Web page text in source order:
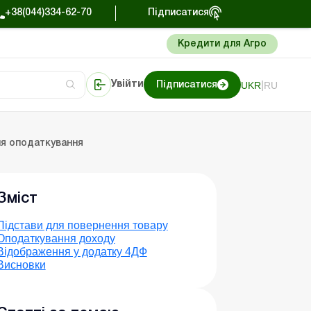
+38(044)334-62-70 Підписатися
Кредити для Агро
Увійти Підписатися UKR RU
оподаткування
для повернення товару
доходу
у додатку 4ДФ